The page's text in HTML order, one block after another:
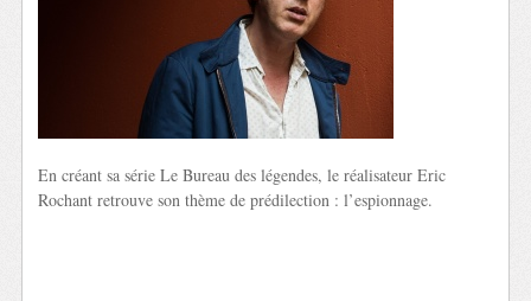
En créant sa série Le Bureau des légendes, le réalisateur Eric
Rochant retrouve son thème de prédilection : l’espionnage.